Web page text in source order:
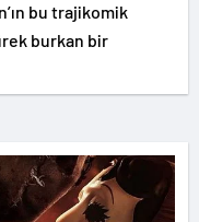
bu trajikomik
burkan bir